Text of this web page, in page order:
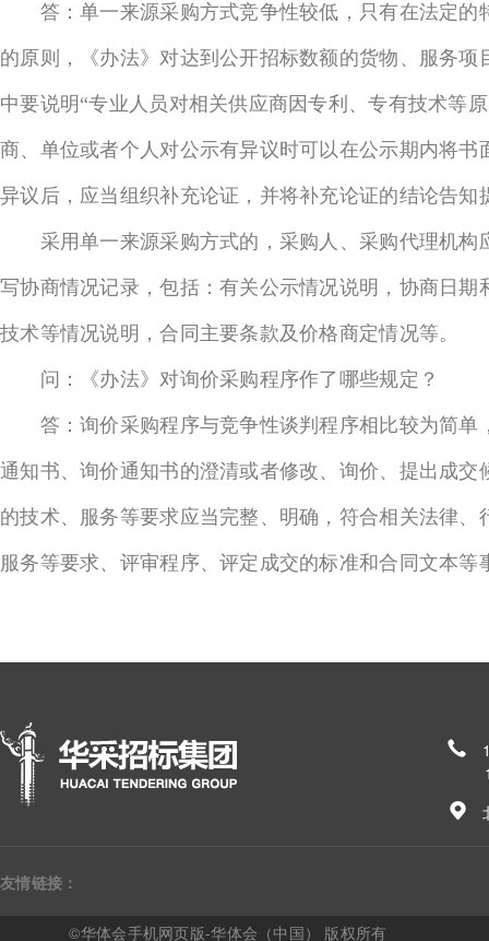
答：单一来源采购方式竞争性较低，只有在法定的
的原则，《办法》对达到公开招标数额的货物、服务
中要说明“专业人员对相关供应商因专利、专有技术等
商、单位或者个人对公示有异议时可以在公示期内将
异议后，应当组织补充论证，并将补充论证的结论告
采用单一来源采购方式的，采购人、采购代理机构
写协商情况记录，包括：有关公示情况说明，协商日
技术等情况说明，合同主要条款及价格商定情况等。
问：《办法》对询价采购程序作了哪些规定？
答：询价采购程序与竞争性谈判程序相比较为简单
通知书、询价通知书的澄清或者修改、询价、提出成
的技术、服务等要求应当完整、明确，符合相关法律
服务等要求、评审程序、评定成交的标准和合同文本等
友情链接：
©华体会手机网页版-华体会（中国） 版权所有